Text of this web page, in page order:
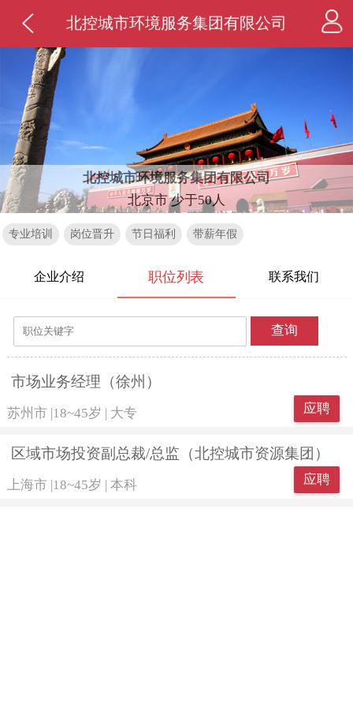
北控城市环境服务集团有限公司
北控城市环境服务集团有限公司
北京市 少于50人
专业培训 岗位晋升 节日福利 带薪年假
企业介绍 职位列表 联系我们
查询
市场业务经理（徐州）
苏州市 18~45岁 大专 应聘
区域市场投资副总裁/总监（北控城市资源集团）
上海市 |18~45岁 | 本科 应聘